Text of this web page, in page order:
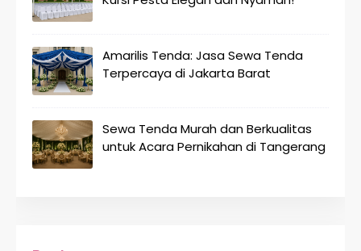
Amarilis Tenda: Jasa Sewa Tenda
Terpercaya di Jakarta Barat
Sewa Tenda Murah dan Berkualitas
untuk Acara Pernikahan di Tangerang